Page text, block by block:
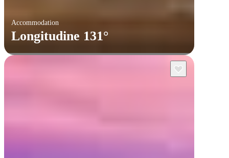
Accommodation
Longitudine 131°